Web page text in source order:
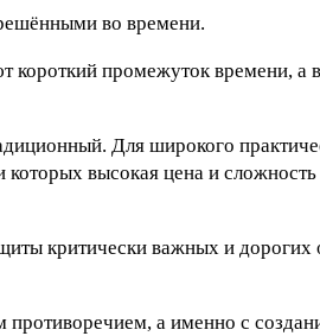
во времени.
короткий промежуток времени, а
Для широкого
высокая цена и
критически важных и
а именно с